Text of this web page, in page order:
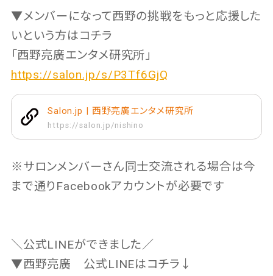
▼メンバーになって西野の挑戦をもっと応援した
いという方はコチラ
「西野亮廣エンタメ研究所」
https://salon.jp/s/P3Tf6GjQ
Salon.jp | 西野亮廣エンタメ研究所
https://salon.jp/nishino
※サロンメンバーさん同士交流される場合は今
まで通りFacebookアカウントが必要です
＼公式LINEができました／
▼西野亮廣 公式LINEはコチラ↓